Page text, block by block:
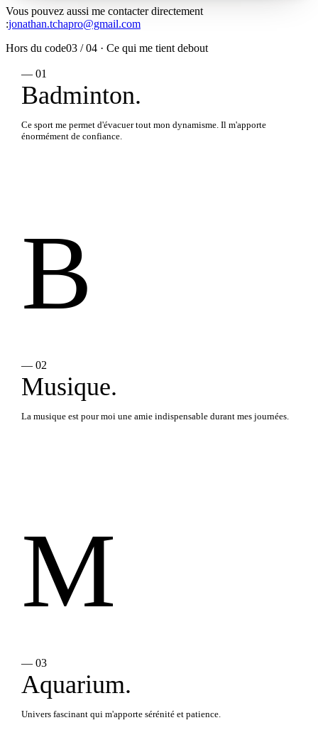
Vous pouvez aussi me contacter directement
:jonathan.tchapro@gmail.com
Hors du code03 / 04 · Ce qui me tient debout
— 01
Badminton.
Ce sport me permet d'évacuer tout mon dynamisme. Il m'apporte
énormément de confiance.
B
— 02
Musique.
La musique est pour moi une amie indispensable durant mes journées.
M
— 03
Aquarium.
Univers fascinant qui m'apporte sérénité et patience.